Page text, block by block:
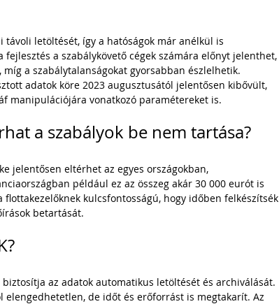
távoli letöltését, így a hatóságok már anélkül is
a szabálykövető cégek számára előnyt jelenthet,
a szabálytalanságokat gyorsabban észlelhetik.
adatok köre 2023 augusztusától jelentősen kibővült,
manipulációjára vonatkozó paramétereket is.
a szabályok be nem tartása?
jelentősen eltérhet az egyes országokban,
például ez az összeg akár 30 000 eurót is
kulcsfontosságú, hogy időben felkészítsék
betartását.
biztosítja az adatok automatikus letöltését és archiválását.
elengedhetetlen, de időt és erőforrást is megtakarít. Az